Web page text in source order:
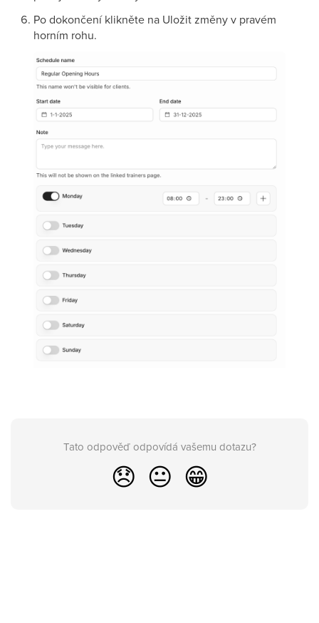
Po dokončení klikněte na Uložit změny v pravém
horním rohu.
Tato odpověď odpovídá vašemu dotazu?
😞 😐 😁